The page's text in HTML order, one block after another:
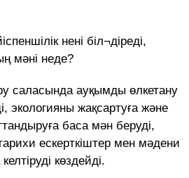
нені біл¬діреді,
мәні неде?
саласында ауқымды өлкетану
экологияны жақсартуға және
баса мән беруді,
тарихи ескерткіштер мен мәдени
көздейді.